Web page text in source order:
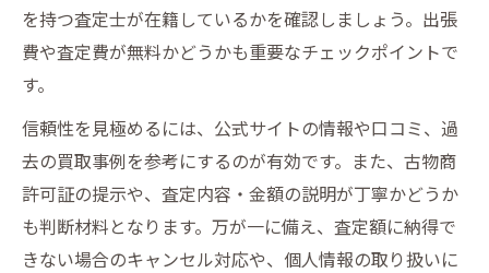
を持つ査定士が在籍しているかを確認しましょう。出張
費や査定費が無料かどうかも重要なチェックポイントで
す。
信頼性を見極めるには、公式サイトの情報や口コミ、過
去の買取事例を参考にするのが有効です。また、古物商
許可証の提示や、査定内容・金額の説明が丁寧かどうか
も判断材料となります。万が一に備え、査定額に納得で
きない場合のキャンセル対応や、個人情報の取り扱いに